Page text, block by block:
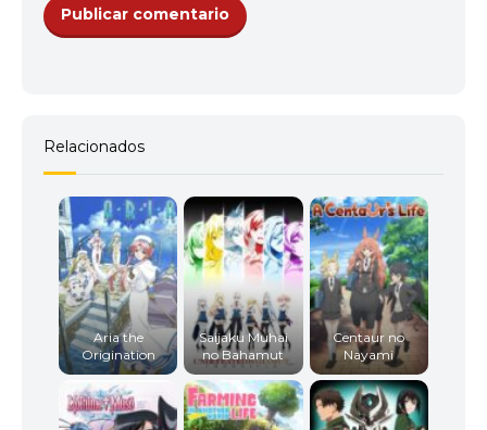
Relacionados
Aria the
Origination
Saijaku Muhai
no Bahamut
Centaur no
Nayami